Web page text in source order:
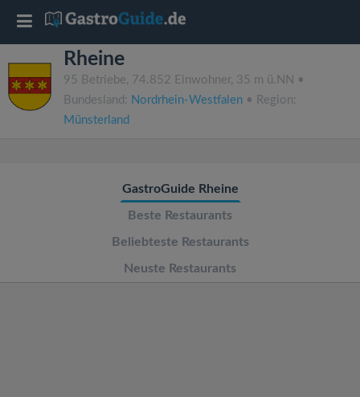
Rheine
95 Betriebe, 74.852 Einwohner, 35 m ü.NN •
Bundesland: Nordrhein-Westfalen • Region:
Münsterland
GastroGuide Rheine
Beste Restaurants
Beliebteste Restaurants
Neuste Restaurants
T
o